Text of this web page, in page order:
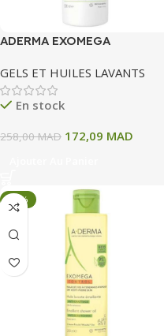
ADERMA EXOMEGA
EMOLLIENT ANTI GRATTAGE
500 ML
GELS ET HUILES LAVANTS
En stock
258,00MAD 172,09 MAD
-33%